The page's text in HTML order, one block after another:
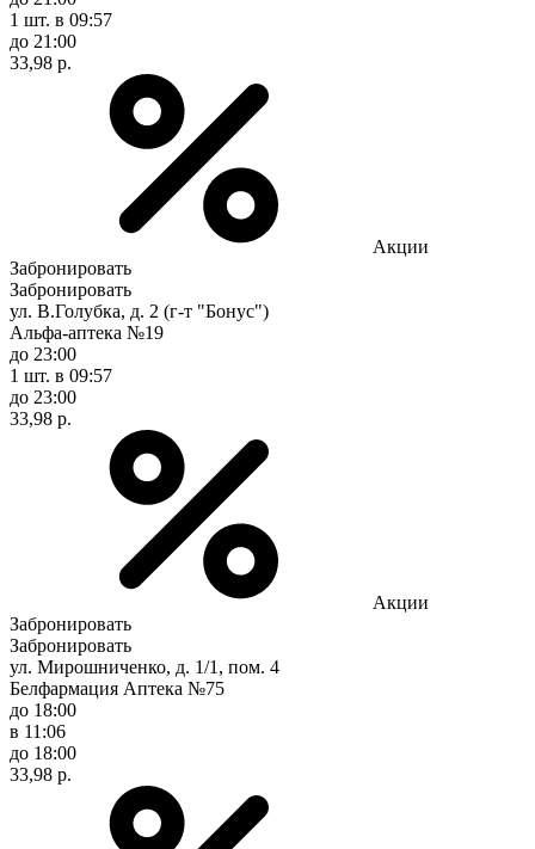
1 шт. в 09:57
до 21:00
33,98 р.
Акции
Забронировать
Забронировать
ул. В.Голубка, д. 2 (г-т "Бонус")
Альфа-аптека №19
до 23:00
1 шт. в 09:57
до 23:00
33,98 р.
Акции
Забронировать
Забронировать
ул. Мирошниченко, д. 1/1, пом. 4
Белфармация Аптека №75
до 18:00
в 11:06
до 18:00
33,98 р.